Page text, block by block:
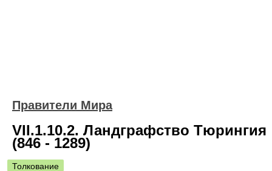
Правители Мира
VII.1.10.2. Ландграфство Тюрингия
(846 - 1289)
Толкование